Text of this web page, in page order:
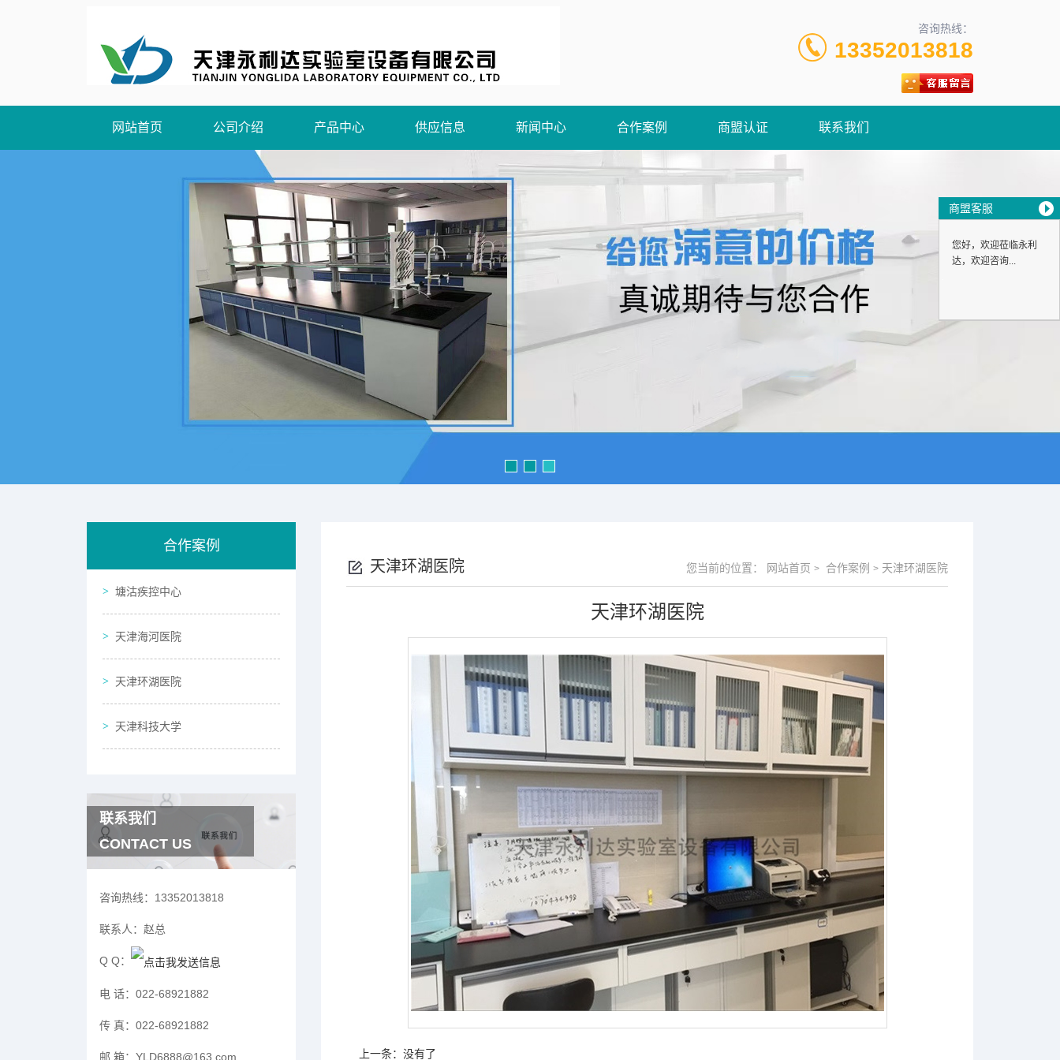
咨询热线：
13352013818
网站首页 公司介绍 产品中心 供应信息 新闻中心 合作案例 商盟认证 联系我们
合作案例
塘沽疾控中心
天津海河医院
天津环湖医院
天津科技大学
联系我们
CONTACT US
咨询热线： 13352013818
联系人： 赵总
Q Q：
电 话： 022-68921882
传 真： 022-68921882
邮 箱： YLD6888@163.com
天津环湖医院 您当前的位置： 网站首页 > 合作案例 > 天津环湖医院
天津环湖医院
上一条： 没有了
商盟客服
您好，欢迎莅临永利
达，欢迎咨询...